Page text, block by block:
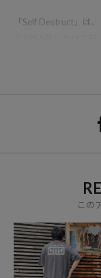
「Self Destruct」は
も有名なエピソード
グラミー賞を獲得。
ルステッチ（天地引
代当時の雰囲気を再
てられた6.2オンス生
この